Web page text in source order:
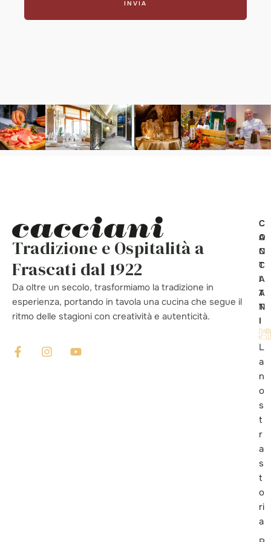
INVIA
Tradizione e Ospitalità a
Frascati dal 1922
Da oltre un secolo, trasformiamo la tradizione in
esperienza, portando in tavola una cucina che segue il
ritmo delle stagioni con creatività e autenticità.
C
O
N
T
A
T
T
I
C
A
C
C
I
A
N
I
L
a
n
o
s
t
r
a
s
t
o
ri
a